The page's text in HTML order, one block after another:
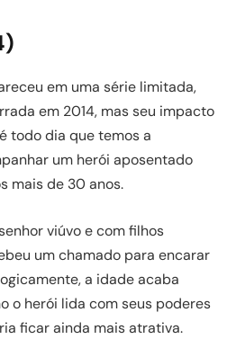
em uma série limitada,
em 2014, mas seu impacto
todo dia que temos a
um herói aposentado
mais de 30 anos.
viúvo e com filhos
um chamado para encarar
a idade acaba
o herói lida com seus poderes
ficar ainda mais atrativa.